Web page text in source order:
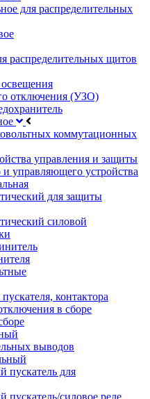
для распределительных
распределительных щитов
отключения (УЗО)
коммутационных
управления и защиты
и управляющего устройства
для защиты
силовой
контактора
в сборе
выводов
пускатель для
пускатель/силовое реле